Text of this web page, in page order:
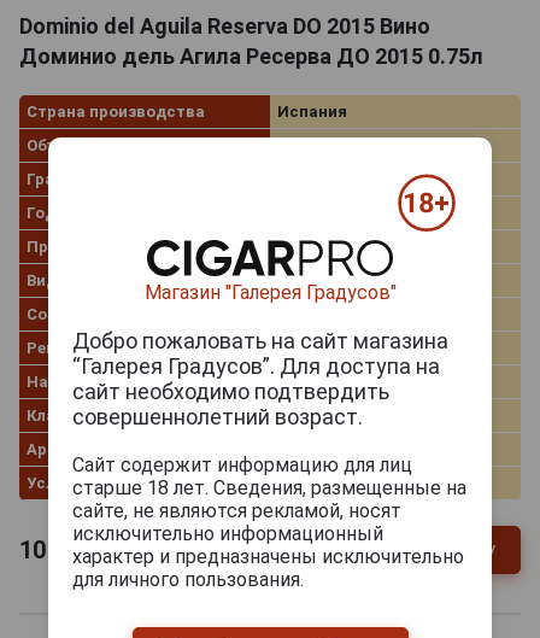
Dominio del Aguila Reserva DO 2015 Вино
Доминио дель Агила Ресерва ДО 2015 0.75л
Страна производства
Испания
Объём
Градус
Год производства
Производитель
Dominio del Aguila
Вид вина
Красное сухое
Сорт винограда
Регион
Castilla y Leon
Название вина
Ribera del Duero
Классификация
DO
Артикул
Условия продаж
Только самовывоз
10 836руб. - + В заявку
Магазин "Галерея Градусов"
Добро пожаловать на сайт магазина
“Галерея Градусов”. Для доступа на
сайт необходимо подтвердить
совершеннолетний возраст.
Сайт содержит информацию для лиц
старше 18 лет. Сведения, размещенные на
сайте, не являются рекламой, носят
исключительно информационный
характер и предназначены исключительно
для личного пользования.